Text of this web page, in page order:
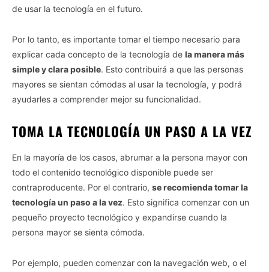
de usar la tecnología en el futuro.
Por lo tanto, es importante tomar el tiempo necesario para
explicar cada concepto de la tecnología de la manera más
simple y clara posible. Esto contribuirá a que las personas
mayores se sientan cómodas al usar la tecnología, y podrá
ayudarles a comprender mejor su funcionalidad.
TOMA LA TECNOLOGÍA UN PASO A LA VEZ
En la mayoría de los casos, abrumar a la persona mayor con
todo el contenido tecnológico disponible puede ser
contraproducente. Por el contrario, se recomienda tomar la
tecnología un paso a la vez. Esto significa comenzar con un
pequeño proyecto tecnológico y expandirse cuando la
persona mayor se sienta cómoda.
Por ejemplo, pueden comenzar con la navegación web, o el